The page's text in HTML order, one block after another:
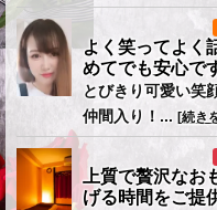
よく笑ってよく
めてでも安心で
とびきり可愛い笑
仲間入り！... [続き
上質で贅沢なお
げる時間をご提